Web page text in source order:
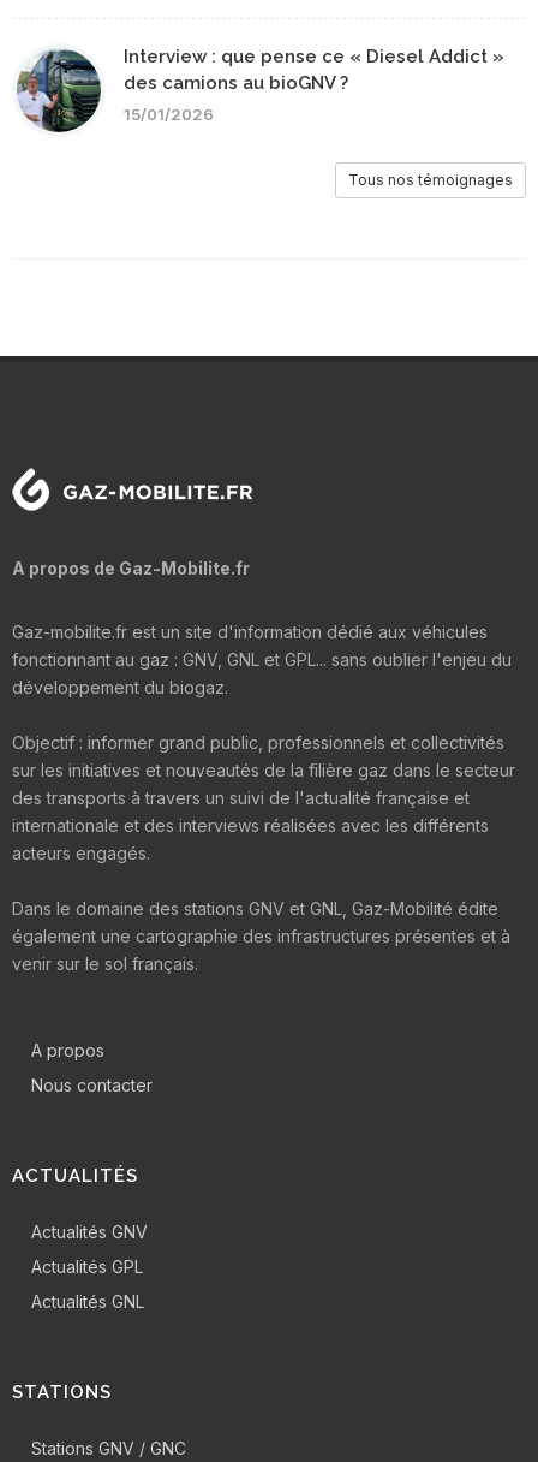
Interview : que pense ce « Diesel Addict »
des camions au bioGNV ?
15/01/2026
Tous nos témoignages
A propos de Gaz-Mobilite.fr
Gaz-mobilite.fr est un site d'information dédié aux véhicules
fonctionnant au gaz : GNV, GNL et GPL... sans oublier l'enjeu du
développement du biogaz.
Objectif : informer grand public, professionnels et collectivités
sur les initiatives et nouveautés de la filière gaz dans le secteur
des transports à travers un suivi de l'actualité française et
internationale et des interviews réalisées avec les différents
acteurs engagés.
Dans le domaine des stations GNV et GNL, Gaz-Mobilité édite
également une cartographie des infrastructures présentes et à
venir sur le sol français.
A propos
Nous contacter
ACTUALITÉS
Actualités GNV
Actualités GPL
Actualités GNL
STATIONS
Stations GNV / GNC